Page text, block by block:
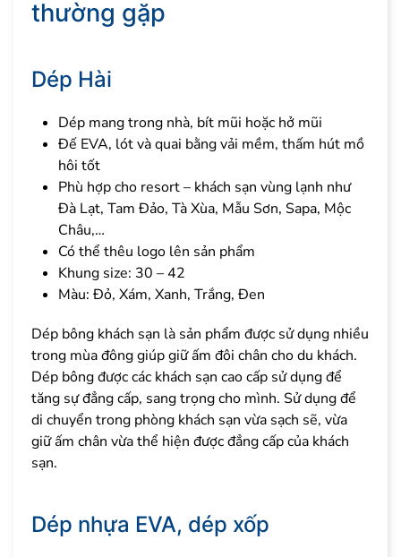
thường gặp
Dép Hài
Dép mang trong nhà, bít mũi hoặc hở mũi
Đế EVA, lót và quai bằng vải mềm, thấm hút mồ
hôi tốt
Phù hợp cho resort – khách sạn vùng lạnh như
Đà Lạt, Tam Đảo, Tà Xùa, Mẫu Sơn, Sapa, Mộc
Châu,…
Có thể thêu logo lên sản phẩm
Khung size: 30 – 42
Màu: Đỏ, Xám, Xanh, Trắng, Đen
Dép bông khách sạn là sản phẩm được sử dụng nhiều
trong mùa đông giúp giữ ấm đôi chân cho du khách.
Dép bông được các khách sạn cao cấp sử dụng để
tăng sự đẳng cấp, sang trọng cho mình. Sử dụng để
di chuyển trong phòng khách sạn vừa sạch sẽ, vừa
giữ ấm chân vừa thể hiện được đẳng cấp của khách
sạn.
Dép nhựa EVA, dép xốp